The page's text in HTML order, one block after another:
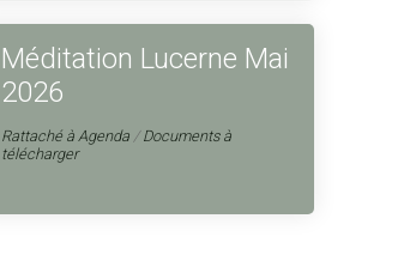
Méditation Lucerne Mai
2026
Rattaché à Agenda /Documents à
télécharger